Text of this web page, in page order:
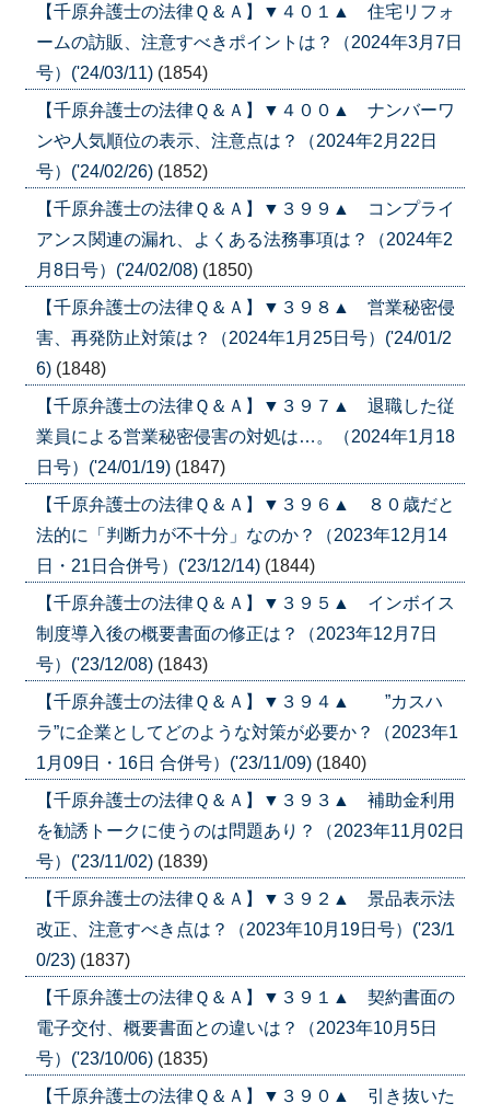
【千原弁護士の法律Ｑ＆Ａ】▼４０１▲ 住宅リフォ
ームの訪販、注意すべきポイントは？（2024年3月7日
号）('24/03/11) (1854)
【千原弁護士の法律Ｑ＆Ａ】▼４００▲ ナンバーワ
ンや人気順位の表示、注意点は？（2024年2月22日
号）('24/02/26) (1852)
【千原弁護士の法律Ｑ＆Ａ】▼３９９▲ コンプライ
アンス関連の漏れ、よくある法務事項は？（2024年2
月8日号）('24/02/08) (1850)
【千原弁護士の法律Ｑ＆Ａ】▼３９８▲ 営業秘密侵
害、再発防止対策は？（2024年1月25日号）('24/01/2
6) (1848)
【千原弁護士の法律Ｑ＆Ａ】▼３９７▲ 退職した従
業員による営業秘密侵害の対処は…。（2024年1月18
日号）('24/01/19) (1847)
【千原弁護士の法律Ｑ＆Ａ】▼３９６▲ ８０歳だと
法的に「判断力が不十分」なのか？（2023年12月14
日・21日合併号）('23/12/14) (1844)
【千原弁護士の法律Ｑ＆Ａ】▼３９５▲ インボイス
制度導入後の概要書面の修正は？（2023年12月7日
号）('23/12/08) (1843)
【千原弁護士の法律Ｑ＆Ａ】▼３９４▲ ”カスハ
ラ”に企業としてどのような対策が必要か？（2023年1
1月09日・16日 合併号）('23/11/09) (1840)
【千原弁護士の法律Ｑ＆Ａ】▼３９３▲ 補助金利用
を勧誘トークに使うのは問題あり？（2023年11月02日
号）('23/11/02) (1839)
【千原弁護士の法律Ｑ＆Ａ】▼３９２▲ 景品表示法
改正、注意すべき点は？（2023年10月19日号）('23/1
0/23) (1837)
【千原弁護士の法律Ｑ＆Ａ】▼３９１▲ 契約書面の
電子交付、概要書面との違いは？（2023年10月5日
号）('23/10/06) (1835)
【千原弁護士の法律Ｑ＆Ａ】▼３９０▲ 引き抜いた